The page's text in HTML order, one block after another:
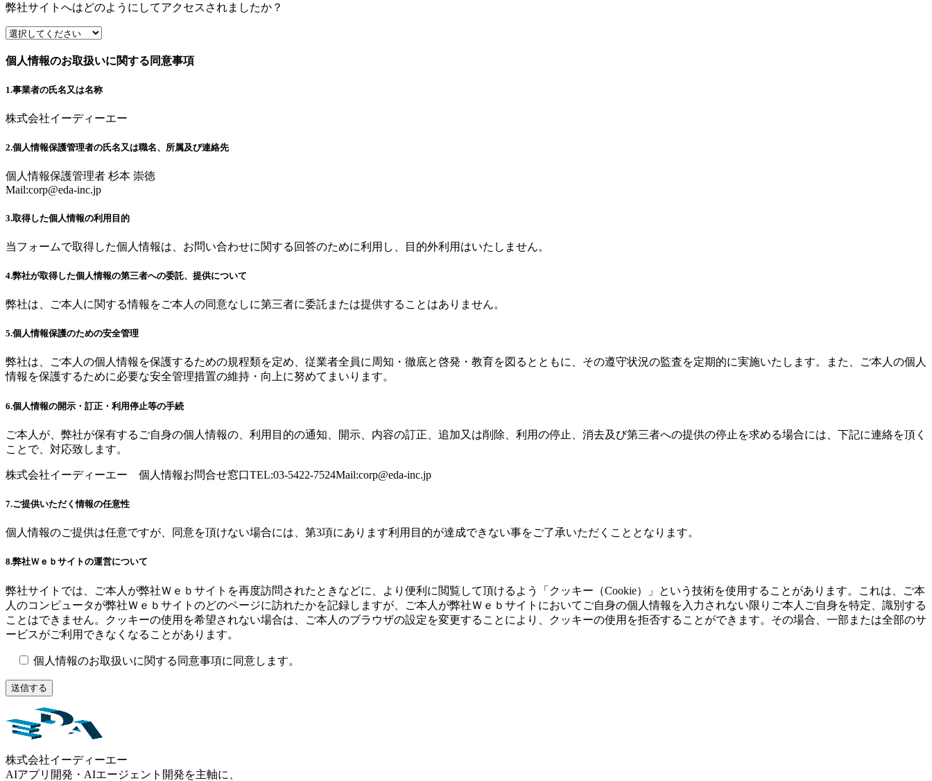
弊社サイトへはどのようにしてアクセスされましたか？
個人情報のお取扱いに関する同意事項
1.事業者の氏名又は名称
株式会社イーディーエー
2.個人情報保護管理者の氏名又は職名、所属及び連絡先
個人情報保護管理者 杉本 崇徳
Mail:corp@eda-inc.jp
3.取得した個人情報の利用目的
当フォームで取得した個人情報は、お問い合わせに関する回答のために利用し、目的外利用はいたしません。
4.弊社が取得した個人情報の第三者への委託、提供について
弊社は、ご本人に関する情報をご本人の同意なしに第三者に委託または提供することはありません。
5.個人情報保護のための安全管理
弊社は、ご本人の個人情報を保護するための規程類を定め、従業者全員に周知・徹底と啓発・教育を図るとともに、その遵守状況の監査を定期的に実施いたします。また、ご本人の個人
情報を保護するために必要な安全管理措置の維持・向上に努めてまいります。
6.個人情報の開示・訂正・利用停止等の手続
ご本人が、弊社が保有するご自身の個人情報の、利用目的の通知、開示、内容の訂正、追加又は削除、利用の停止、消去及び第三者への提供の停止を求める場合には、下記に連絡を頂く
ことで、対応致します。
株式会社イーディーエー 個人情報お問合せ窓口TEL:03-5422-7524Mail:corp@eda-inc.jp
7.ご提供いただく情報の任意性
個人情報のご提供は任意ですが、同意を頂けない場合には、第3項にあります利用目的が達成できない事をご了承いただくこととなります。
8.弊社Ｗｅｂサイトの運営について
弊社サイトでは、ご本人が弊社Ｗｅｂサイトを再度訪問されたときなどに、より便利に閲覧して頂けるよう「クッキー（Cookie）」という技術を使用することがあります。これは、ご本
人のコンピュータが弊社Ｗｅｂサイトのどのページに訪れたかを記録しますが、ご本人が弊社Ｗｅｂサイトにおいてご自身の個人情報を入力されない限りご本人ご自身を特定、識別する
ことはできません。クッキーの使用を希望されない場合は、ご本人のブラウザの設定を変更することにより、クッキーの使用を拒否することができます。その場合、一部または全部のサ
ービスがご利用できなくなることがあります。
個人情報のお取扱いに関する同意事項に同意します。
株式会社イーディーエー
AIアプリ開発・AIエージェント開発を主軸に、